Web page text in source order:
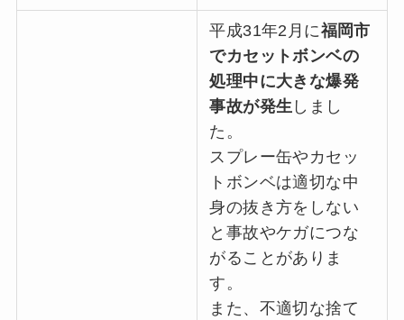
平成31年2月に福岡市
でカセットボンベの
処理中に大きな爆発
事故が発生 しまし
た。
スプレー缶やカセッ
トボンベは適切な中
身の抜き方をしない
と事故やケガにつな
がることがありま
す。
また、不適切な捨て